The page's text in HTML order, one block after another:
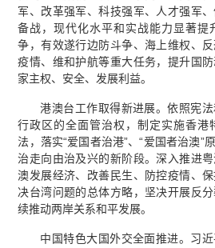
军、改革强军、科技强军、人才强军
备战，现代化水平和实战能力显著提
争，有效遂行边防斗争、海上维权、
疫情、维和护航等重大任务，提升国
家主权、安全、发展利益。
港澳台工作取得新进展。依照宪
行政区的全面管治权，制定实施香港
法，落实“爱国者治港”、“爱国者治澳”
治走向由治及兴的新阶段。深入推进
澳发展经济、改善民生、防控疫情、
决台湾问题的总体方略，坚决开展反
续推动两岸关系和平发展。
中国特色大国外交全面推进。习